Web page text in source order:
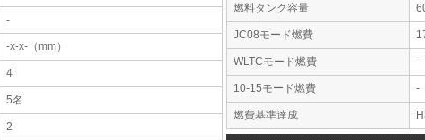
-
-x-x-（mm）
4
5名
2
燃料タンク容量
JC08モード燃費
WLTCモード燃費 -
10-15モード燃費 -
燃費基準達成